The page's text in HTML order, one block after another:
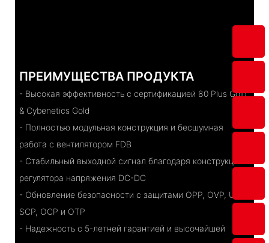
ПРЕИМУЩЕСТВА ПРОДУКТА
- Высокая эффективность с сертификацией 80 Plus Gold
& Cybenetics Gold
- Полностью модульная конструкция и бесшумная
работа с вентилятором FDB
- Стабильный выходной сигнал благодаря конструкции
регулятора напряжения DC-DC
- Обновление безопасности с защитами OPP, OVP, UVP,
SCP, OCP и OTP
- Надежность с 5-летней гарантией и высочайшей